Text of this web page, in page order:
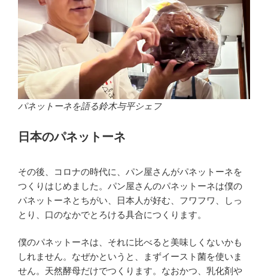
パネットーネを語る鈴木与平シェフ
日本のパネットーネ
その後、コロナの時代に、パン屋さんがパネットーネを
つくりはじめました。パン屋さんのパネットーネは僕の
パネットーネとちがい、日本人が好む、フワフワ、しっ
とり、口のなかでとろける具合につくります。
僕のパネットーネは、それに比べると美味しくないかも
しれません。なぜかというと、まずイースト菌を使いま
せん。天然酵母だけでつくります。なおかつ、乳化剤や